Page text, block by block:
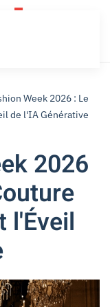
Week 2026 : Le
de l'IA Générative
2026
l'Éveil